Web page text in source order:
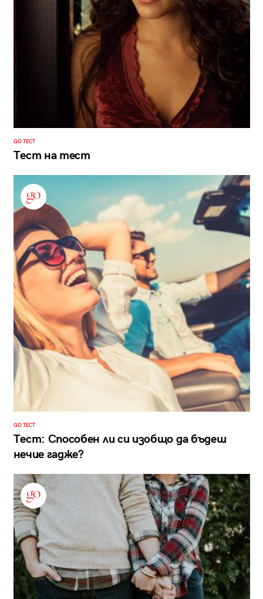
GO ТЕСТ
Тест на тест
GO ТЕСТ
Тест: Способен ли си изобщо да бъдеш
нечие гадже?